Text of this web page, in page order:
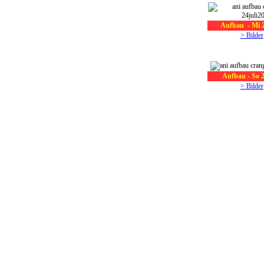
Aufbau - Mi
> Bilder
Aufbau - So
> Bilder